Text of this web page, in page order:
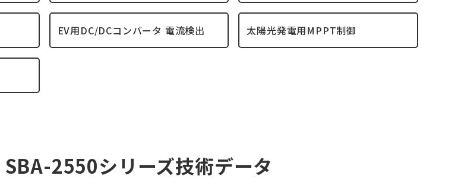
EV用DC/DCコンバータ 電流検出 太陽光発電用MPPT制御
SBA-2550シリーズ技術データ